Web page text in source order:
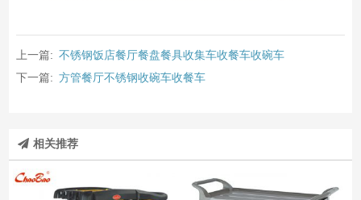
上一篇: 不锈钢饭店餐厅餐盘餐具收集车收餐车收碗车
下一篇: 方管餐厅不锈钢收碗车收餐车
相关推荐